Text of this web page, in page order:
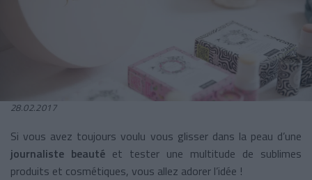
28.02.2017
Si vous avez toujours voulu vous glisser dans la peau d’une
journaliste beauté et tester une multitude de sublimes
produits et cosmétiques, vous allez adorer l’idée !